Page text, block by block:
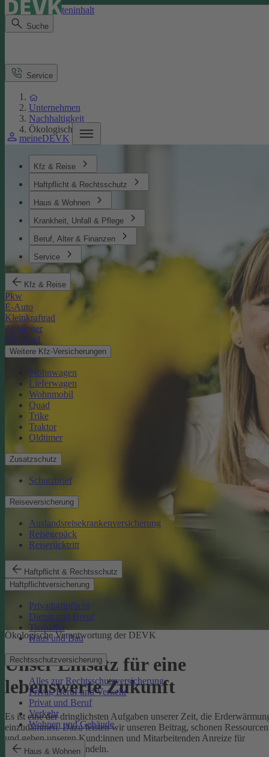
Direkt zum Seiteninhalt
Suche
meineDEVK
Kfz & Reise
Haftpflicht & Rechtsschutz
Haus & Wohnen
Krankheit, Unfall & Pflege
Beruf, Alter & Finanzen
Service
Kfz & Reise
Pkw
E-Auto
Kleinkraftrad
Anhänger
Motorrad
Weitere Kfz-Versicherungen
Wohnwagen
Lieferwagen
Wohnmobil
Quad
Trike
Traktor
Oldtimer
Zusatzschutz
Schutzbrief
Reiseversicherung
Auslandsreisekrankenversicherung
Reisegepäck
Reiserücktritt
Haftpflicht & Rechtsschutz
Haftpflichtversicherung
Privathaftpflicht
Dienst und Beruf
Tierhalter
Haus und Bau
Rechtsschutzversicherung
Alles zur Rechtsschutzversicherung
Privat, Beruf und Verkehr
Privat und Beruf
Verkehr
Wohnen und Gebäude
Haus & Wohnen
Service
Unternehmen
Nachhaltigkeit
Ökologisches
Ökologische Verantwortung der DEVK
Unser Einsatz für eine
lebenswerte Zukunft
Es ist eine der dringlichsten Aufgaben unserer Zeit, die
einzudämmen. Dazu leisten wir unseren Beitrag, schonen Ressourcen
und geben unseren Kund:innen und Mitarbeitenden Anreize für
umweltbewusstes Handeln.